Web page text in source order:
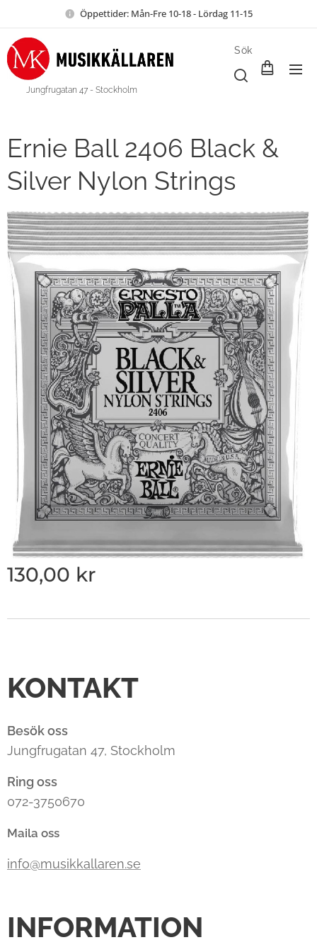
Öppettider: Mån-Fre 10-18 - Lördag 11-15
Jungfrugatan 47 - Stockholm
Sök
Ernie Ball 2406 Black &
Silver Nylon Strings
130,00 kr
KONTAKT
Besök oss
Jungfrugatan 47, Stockholm
Ring oss
072-3750670
Maila oss
info@musikkallaren.se
INFORMATION